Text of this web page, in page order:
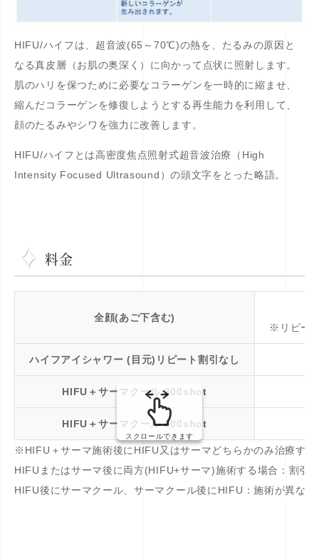
HIFU/ハイフは、超音波(65～70℃)の熱を、たるみの原因と
なる真皮層（お肌の奥深く）に向かって点状に照射します。
肌のハリを保つために必要なコラーゲンを一時的に縮ませ、
縮んだコラーゲンを修復しようとする再生能力を利用して、
顔のたるみやシワを強力に改善します。
HIFU/ハイフとは高密度焦点照射式超音波治療（High
Intensity Focused Ultrasound）の頭文字をとった略語。
料金
全顔(あご下含む)
※リピー
ハイフアイシャワー (目元)リピート割引なし
HIFU＋サーマクール 300shot
HIFU＋サーマクール 600shot
※HIFU＋サーマ施術後にHIFU又はサーマどちらかのみ治療する
HIFUまたはサーマ後に両方(HIFU+サーマ)施術する場合：割引
HIFU後にサーマクール、サーマクール後にHIFU：施術が異な
スクロールできます